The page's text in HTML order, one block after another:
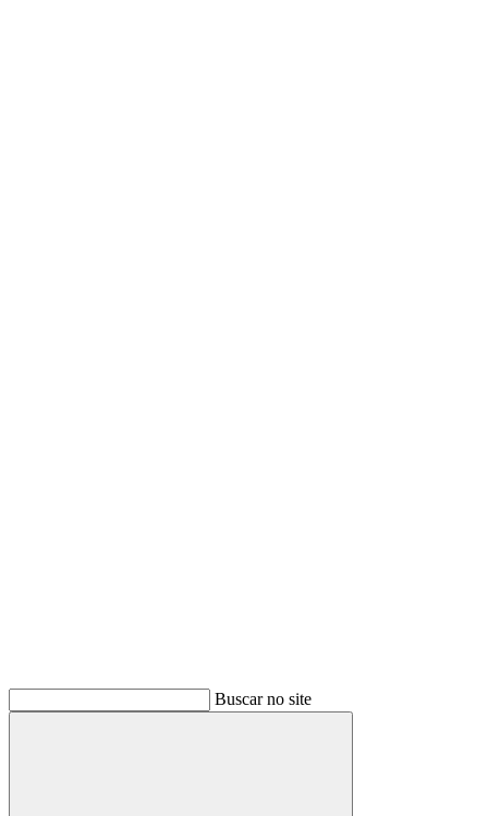
Buscar no site